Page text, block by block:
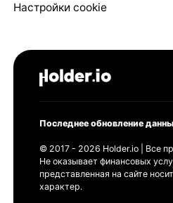
Настройки cookie
Последнее обновление
© 2017 - 2026 Holder.io | Все
Не оказывает финансовых
представленная на сайте
характер.